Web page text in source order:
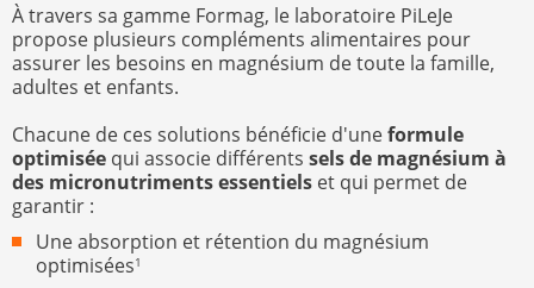
À travers sa gamme Formag, le laboratoire PiLeJe
propose plusieurs compléments alimentaires pour
assurer les besoins en magnésium de toute la famille,
adultes et enfants.
Chacune de ces solutions bénéficie d'uneformule
optimisée qui associe différents sels de magnésium à
des micronutriments essentiels et qui permet de
garantir :
Une absorption et rétention du magnésium
optimisées1